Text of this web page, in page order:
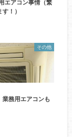
エアコン事情（繁
！）
その他
業務用エアコンも